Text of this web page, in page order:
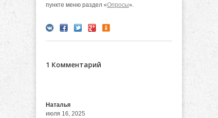
пункте меню раздел «Опросы».
1 Комментарий
Наталья
июля 16, 2025